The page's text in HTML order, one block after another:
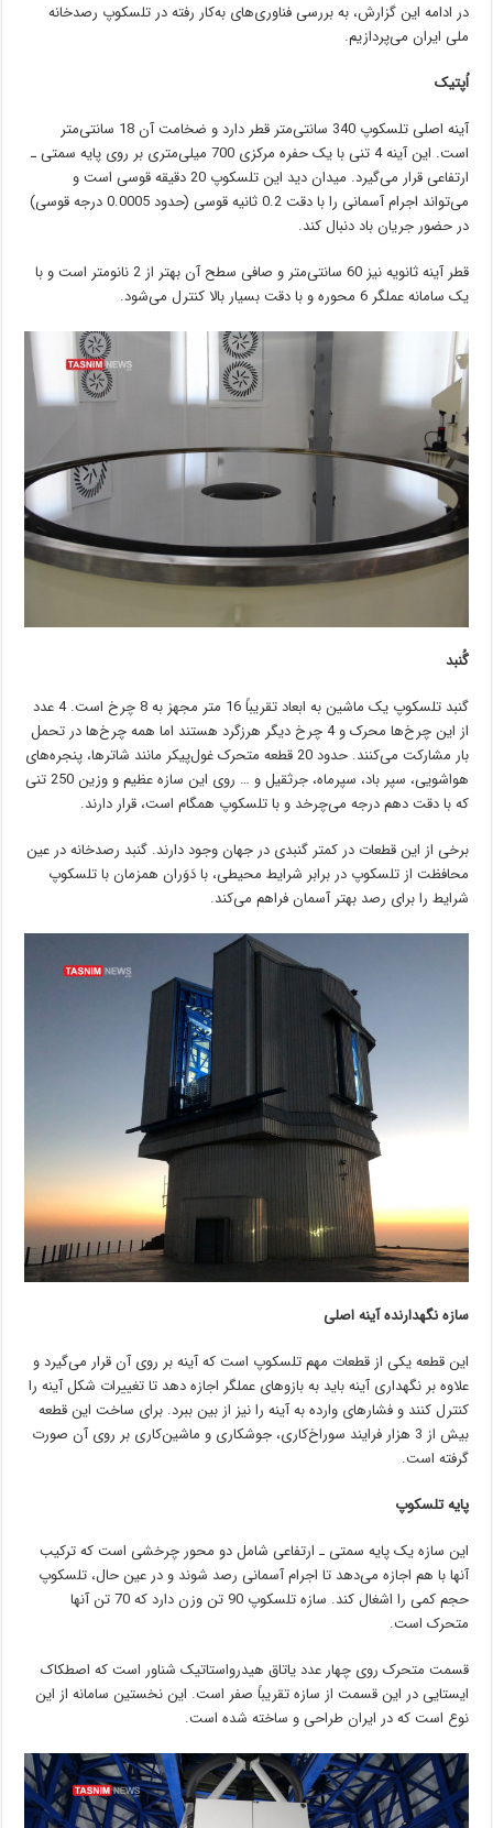
در ادامه این گزارش، به بررسی فناوری‌های به‌کار رفته در تلسکوپ رصدخانه
ملی ایران می‌پردازیم.
اُپتیک
آینه اصلی تلسکوپ 340 سانتی‌متر قطر دارد و ضخامت آن 18 سانتی‌متر
است. این آینه 4 تنی با یک حفره مرکزی 700 میلی‌متری بر روی پایه سمتی‌ ـ
ارتفاعی قرار می‌گیرد. میدان دید این تلسکوپ 20 دقیقه قوسی است و
می‌تواند اجرام آسمانی را با دقت 0.2 ثانیه قوسی (حدود 0.0005 درجه قوسی)
در حضور جریان باد دنبال کند.
قطر آینه ثانویه نیز 60 سانتی‌متر و صافی سطح آن بهتر از 2 نانومتر است و با
یک سامانه عملگر 6 محوره و با دقت بسیار بالا کنترل می‌شود.
گُنبد
گنبد تلسکوپ یک ماشین به ابعاد تقریباً 16 متر مجهز به 8 چرخ است. 4 عدد
از این چرخ‌ها محرک و 4 چرخ دیگر هرزگرد هستند اما همه چرخ‌ها در تحمل
بار مشارکت می‌کنند. حدود 20 قطعه متحرک غول‌پیکر مانند شاترها، پنجره‌های
هواشویی، سپر باد، سپرماه، جرثقیل و … روی این سازه عظیم و وزین 250 تنی
که با دقت دهم درجه می‌چرخد و با تلسکوپ همگام است، قرار دارند.
برخی از این قطعات در کمتر گنبدی در جهان وجود دارند. گنبد رصدخانه در عین
محافظت از تلسکوپ در برابر شرایط محیطی، با دَوَران همزمان با تلسکوپ
شرایط را برای رصد بهتر آسمان فراهم می‌کند.
سازه نگهدارنده آینه اصلی
این قطعه یکی از قطعات مهم تلسکوپ است که آینه بر روی آن قرار می‌گیرد و
علاوه بر نگهداری آینه باید به بازوهای عملگر اجازه دهد تا تغییرات شکل آینه را
کنترل کنند و فشارهای وارده به آینه را نیز از بین ببرد. برای ساخت این قطعه
بیش از 3 هزار فرایند سوراخ‌کاری، جوشکاری و ماشین‌کاری بر روی آن صورت
گرفته است.
پایه تلسکوپ
این سازه یک پایه سمتی‌ ـ ارتفاعی شامل دو محور چرخشی است که ترکیب
آنها با هم اجازه می‌دهد تا اجرام آسمانی رصد شوند و در عین حال،‌ تلسکوپ
حجم کمی را اشغال کند. سازه تلسکوپ 90 تن وزن دارد که 70 تن آنها
متحرک است.
قسمت متحرک روی چهار عدد یاتاق هیدرواستاتیک شناور است که اصطکاک
ایستایی در این قسمت از سازه تقریباً‌ صفر است. این نخستین سامانه از این
نوع است که در ایران طراحی و ساخته شده است.